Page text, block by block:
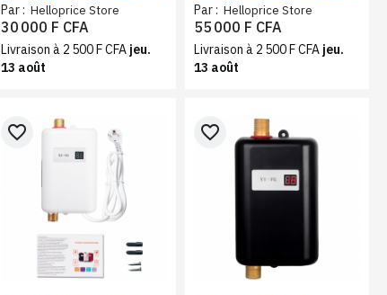
eau intelligent mural Blanc,
5500 W — compact et
performant
Par : Helloprice Store
30 000 F CFA
Livraison à 2 500 F CFA jeu.
13 août
- 8000 W — contrôle de
thermostat à température
constante | affichage LED,
sans réservoir
Par : Helloprice Store
55 000 F CFA
Livraison à 2 500 F CFA jeu.
13 août
favorite_border favorite_border